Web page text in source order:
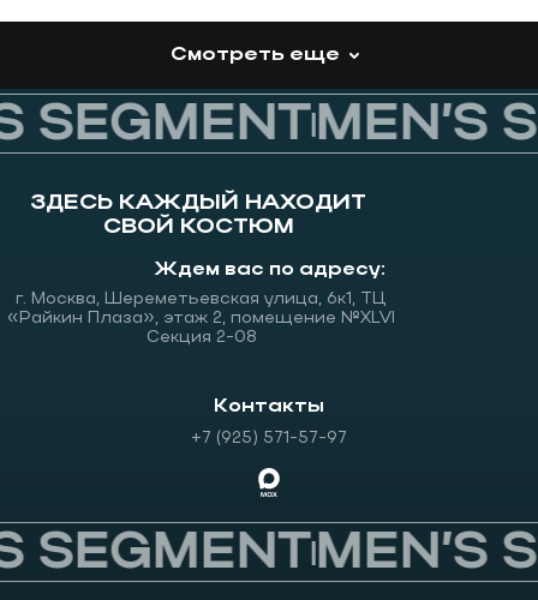
Смотреть еще
SEGMENTMEN’S
ЗДЕСЬ КАЖДЫЙ НАХОДИТ
СВОЙ КОСТЮМ
Ждем вас по адресу:
г. Москва, Шереметьевская улица, 6к1, ТЦ
«Райкин Плаза», этаж 2, помещение №XLVI
Секция 2-08
Контакты
+7 (925) 571-57-97
SEGMENTMEN’S